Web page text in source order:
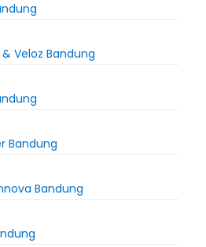
Veloz Bandung
Bandung
Bandung